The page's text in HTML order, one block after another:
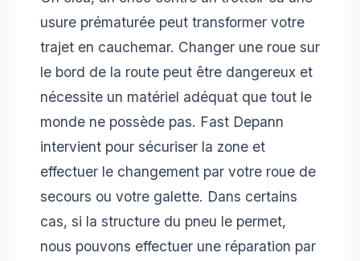
usure prématurée peut transformer votre
trajet en cauchemar. Changer une roue sur
le bord de la route peut être dangereux et
nécessite un matériel adéquat que tout le
monde ne possède pas. Fast Depann
intervient pour sécuriser la zone et
effectuer le changement par votre roue de
secours ou votre galette. Dans certains
cas, si la structure du pneu le permet,
nous pouvons effectuer une réparation par